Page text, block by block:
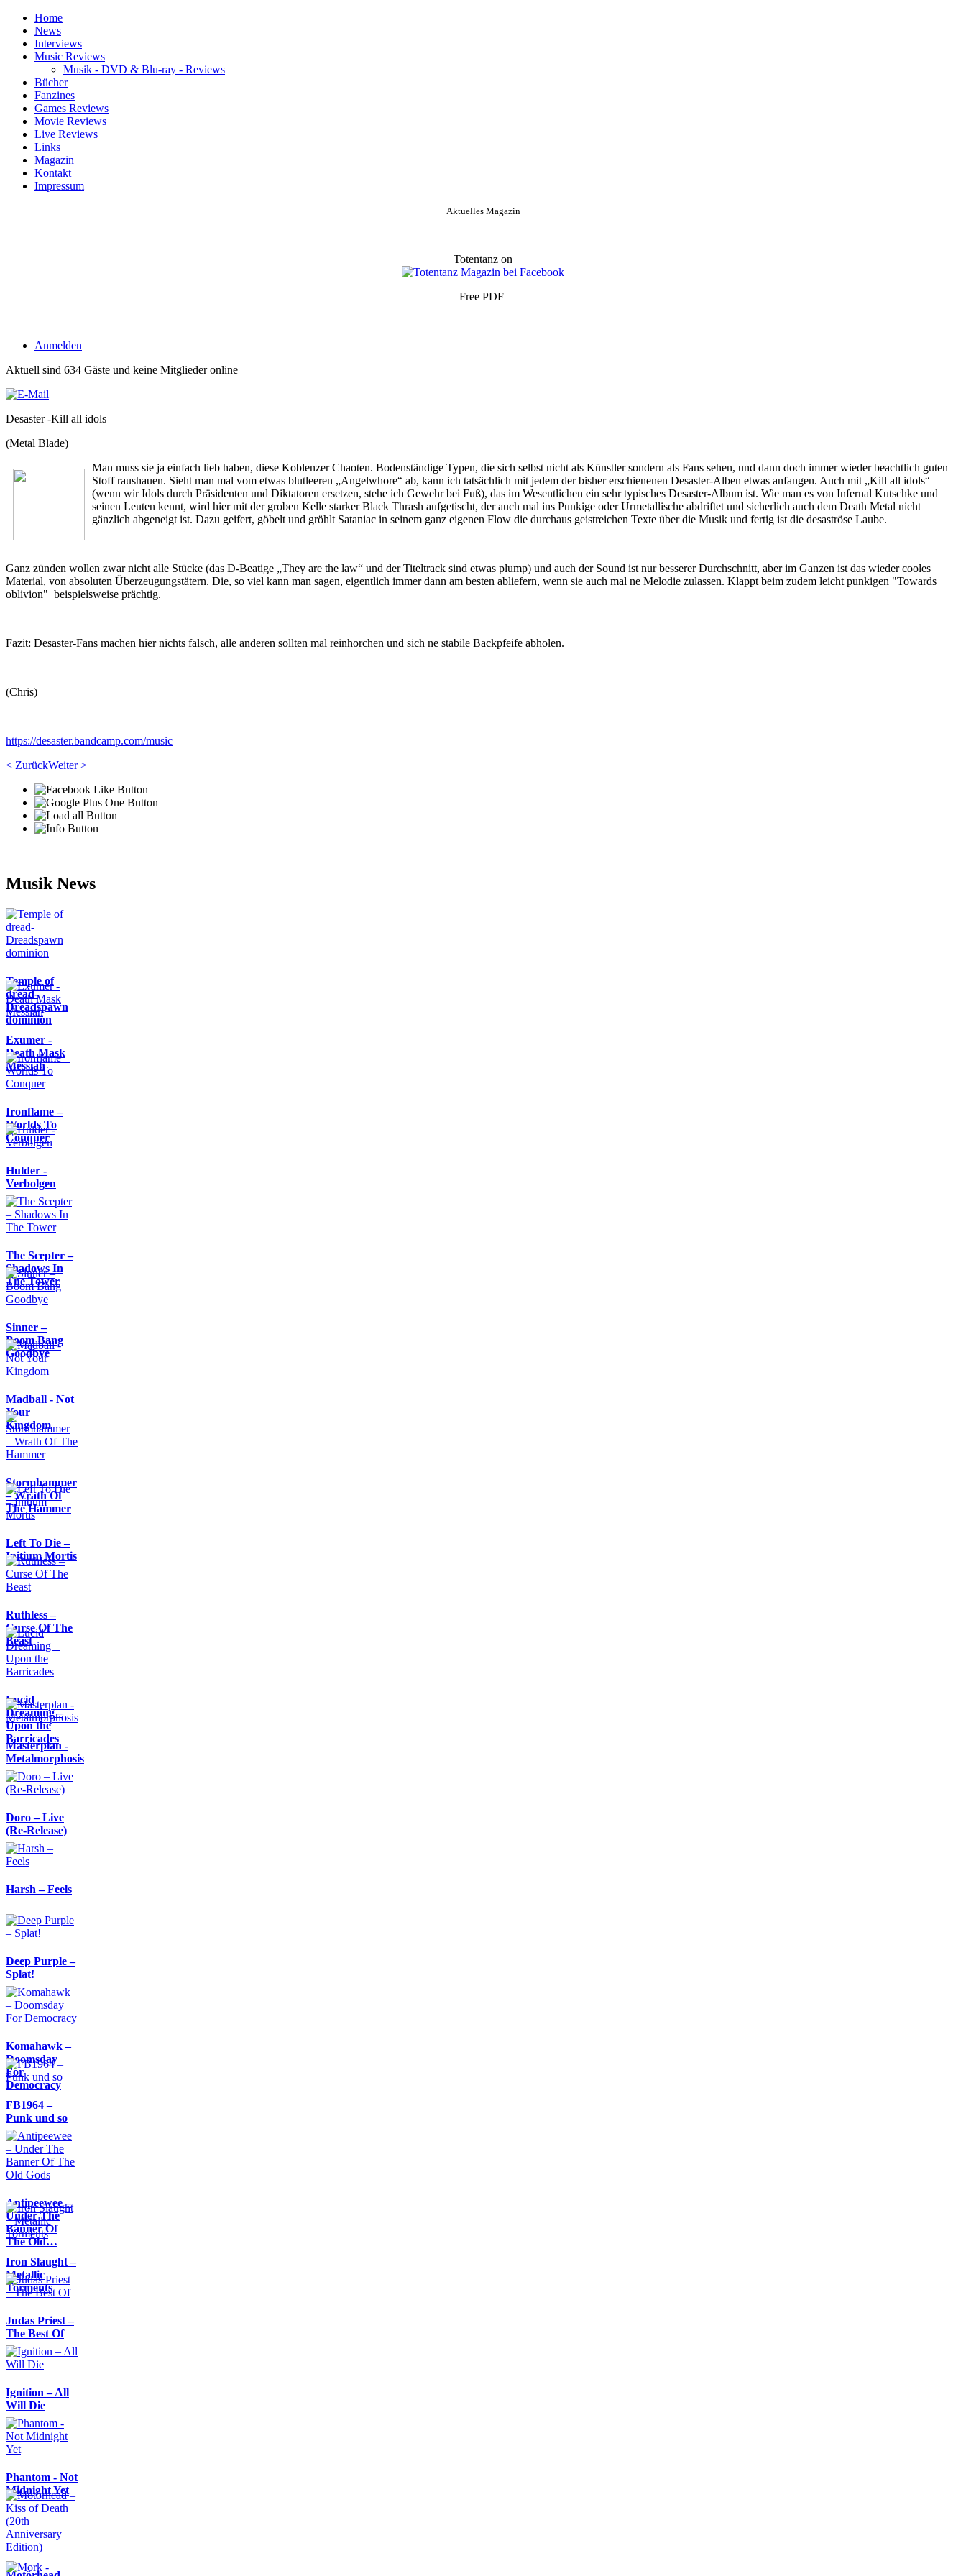
Home
News
Interviews
Music Reviews
Musik - DVD & Blu-ray - Reviews
Bücher
Fanzines
Games Reviews
Movie Reviews
Live Reviews
Links
Magazin
Kontakt
Impressum
Aktuelles Magazin
Totentanz on
Free PDF
Anmelden
Aktuell sind 634 Gäste und keine Mitglieder online
Desaster -Kill all idols
(Metal Blade)
Man muss sie ja einfach lieb haben, diese Koblenzer Chaoten. Bodenständige Typen, die sich selbst nicht als Künstler sondern als Fans sehen, und dann doch immer wieder beachtlich guten
Stoff raushauen. Sieht man mal vom etwas blutleeren „Angelwhore“ ab, kann ich tatsächlich mit jedem der bisher erschienenen Desaster-Alben etwas anfangen. Auch mit „Kill all idols“
(wenn wir Idols durch Präsidenten und Diktatoren ersetzen, stehe ich Gewehr bei Fuß), das im Wesentlichen ein sehr typisches Desaster-Album ist. Wie man es von Infernal Kutschke und
seinen Leuten kennt, wird hier mit der groben Kelle starker Black Thrash aufgetischt, der auch mal ins Punkige oder Urmetallische abdriftet und sicherlich auch dem Death Metal nicht
gänzlich abgeneigt ist. Dazu geifert, göbelt und gröhlt Sataniac in seinem ganz eigenen Flow die durchaus geistreichen Texte über die Musik und fertig ist die desaströse Laube.
Ganz zünden wollen zwar nicht alle Stücke (das D-Beatige „They are the law“ und der Titeltrack sind etwas plump) und auch der Sound ist nur besserer Durchschnitt, aber im Ganzen ist das wieder cooles
Material, von absoluten Überzeugungstätern. Die, so viel kann man sagen, eigentlich immer dann am besten abliefern, wenn sie auch mal ne Melodie zulassen. Klappt beim zudem leicht punkigen "Towards
oblivion" beispielsweise prächtig.
Fazit: Desaster-Fans machen hier nichts falsch, alle anderen sollten mal reinhorchen und sich ne stabile Backpfeife abholen.
(Chris)
https://desaster.bandcamp.com/music
< ZurückWeiter >
Musik News
Temple of
dread-
Dreadspawn
dominion
Exumer -
Death Mask
Messiah
Ironflame –
Worlds To
Conquer
Hulder -
Verbolgen
The Scepter –
Shadows In
The Tower
Sinner –
Boom Bang
Goodbye
Madball - Not
Your
Kingdom
Stormhammer
– Wrath Of
The Hammer
Left To Die –
Initium Mortis
Ruthless –
Curse Of The
Beast
Lucid
Dreaming –
Upon the
Barricades
Masterplan -
Metalmorphosis
Doro – Live
(Re-Release)
Harsh – Feels
Deep Purple –
Splat!
Komahawk –
Doomsday
For
Democracy
FB1964 –
Punk und so
Antipeewee –
Under The
Banner Of
The Old…
Iron Slaught –
Metallic
Torments
Judas Priest –
The Best Of
Ignition – All
Will Die
Phantom - Not
Midnight Yet